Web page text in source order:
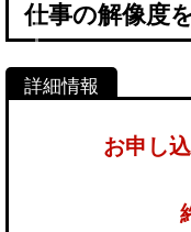
仕事の解像度
お申し